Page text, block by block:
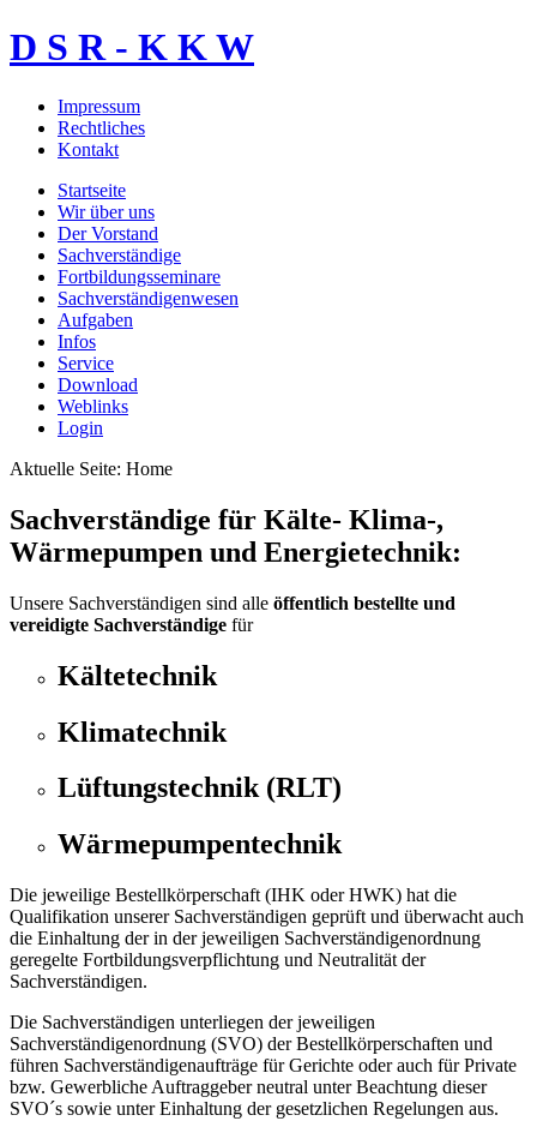
D S R - K K W
Impressum
Rechtliches
Kontakt
Startseite
Wir über uns
Der Vorstand
Sachverständige
Fortbildungsseminare
Sachverständigenwesen
Aufgaben
Infos
Service
Download
Weblinks
Login
Aktuelle Seite: Home
Sachverständige für Kälte- Klima-,
Wärmepumpen und Energietechnik:
Unsere Sachverständigen sind alle öffentlich bestellte und
vereidigte Sachverständige für
Kältetechnik
Klimatechnik
Lüftungstechnik (RLT)
Wärmepumpentechnik
Die jeweilige Bestellkörperschaft (IHK oder HWK) hat die
Qualifikation unserer Sachverständigen geprüft und überwacht auch
die Einhaltung der in der jeweiligen Sachverständigenordnung
geregelte Fortbildungsverpflichtung und Neutralität der
Sachverständigen.
Die Sachverständigen unterliegen der jeweiligen
Sachverständigenordnung (SVO) der Bestellkörperschaften und
führen Sachverständigenaufträge für Gerichte oder auch für Private
bzw. Gewerbliche Auftraggeber neutral unter Beachtung dieser
SVO´s sowie unter Einhaltung der gesetzlichen Regelungen aus.